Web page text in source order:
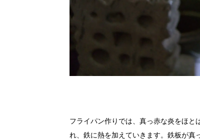
フライパン作りでは、真っ赤な炎をほと
れ、鉄に熱を加えていきます。鉄板が真